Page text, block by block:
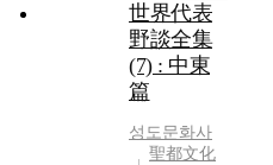
世界代表
野談全集
(7) : 中東
篇
성도문화사
聖都文化